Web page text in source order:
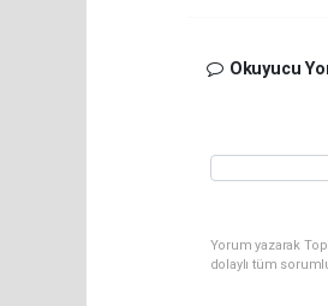
Okuyucu
Yorum yazarak
dolaylı tüm